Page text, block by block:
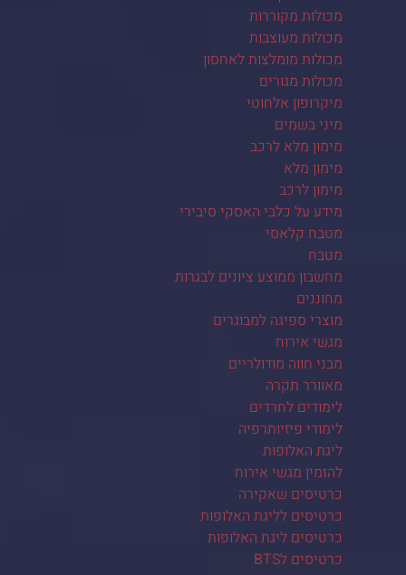
מכולות מקוררות
מכולות מעוצבות
מכולות מומלצות לאחסון
מכולות מגורים
מיקרופון אלחוטי
מיני בשמים
מימון מלא לרכב
מימון מלא
מימון לרכב
מידע על כלבי האסקי סיבירי
מטבח קלאסי
מטבח
מחשבון ממוצע ציונים לבגרות
מחוננים
מוצרי ספיגה למבוגרים
מגשי אירוח
מבני חווה מודולריים
מאוורר תקרה
לימודים לחרדים
לימודי פיזיותרפיה
ליגת האלופות
להזמין מגשי אירוח
כרטיסים שאקירה
כרטיסים לליגת האלופות
כרטיסים ליגת האלופות
כרטיסים לBTS